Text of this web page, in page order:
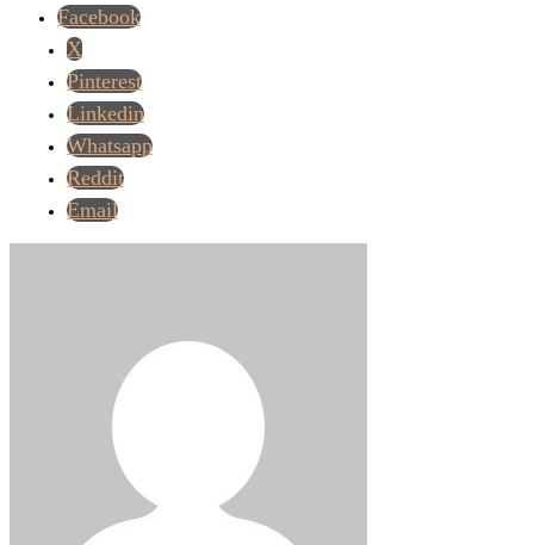
Facebook
X
Pinterest
Linkedin
Whatsapp
Reddit
Email